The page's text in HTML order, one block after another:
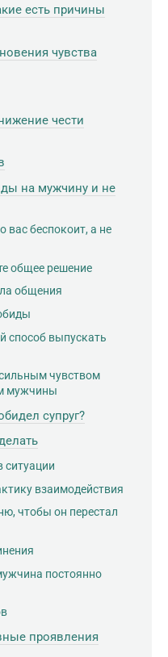
есть причины
чувства
чести
на мужчину и не
вас беспокоит, а не
общее решение
общения
способ выпускать
чувством
мужчины
супруг?
ситуации
взаимодействия
чтобы он перестал
постоянно
проявления